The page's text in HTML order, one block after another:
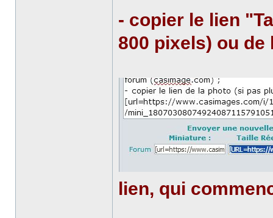
- copier le lien
800 pixels) ou
lien, qui